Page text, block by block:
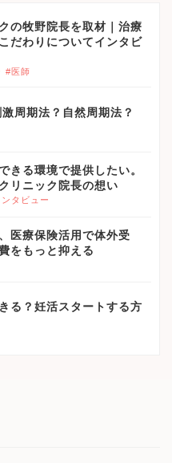
の牧野院長を取材｜治療
だわりについてインタビ
#医師
周期法？自然周期法？
きる環境で提供したい。
リニック院長の想い
タビュー
医療保険活用で体外受
をもっと抑える
る？妊活スタートする方